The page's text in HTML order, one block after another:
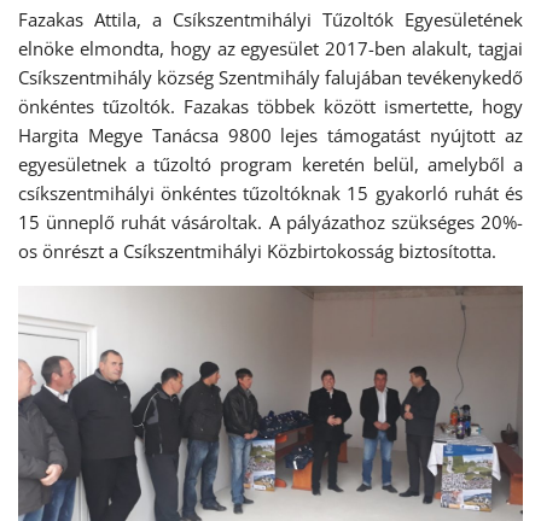
Fazakas Attila, a Csíkszentmihályi Tűzoltók Egyesületének
elnöke elmondta, hogy az egyesület 2017-ben alakult, tagjai
Csíkszentmihály község Szentmihály falujában tevékenykedő
önkéntes tűzoltók. Fazakas többek között ismertette, hogy
Hargita Megye Tanácsa 9800 lejes támogatást nyújtott az
egyesületnek a tűzoltó program keretén belül, amelyből a
csíkszentmihályi önkéntes tűzoltóknak 15 gyakorló ruhát és
15 ünneplő ruhát vásároltak. A pályázathoz szükséges 20%-
os önrészt a Csíkszentmihályi Közbirtokosság biztosította.